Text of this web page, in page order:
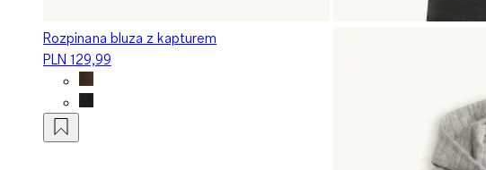
Rozpinana bluza z kapturem
PLN 129,99